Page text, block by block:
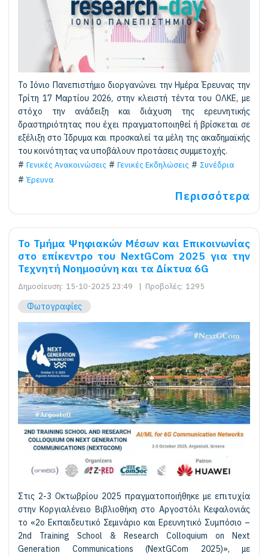
Το Ιόνιο Πανεπιστήμιο διοργανώνει την Ημέρα Έρευνας την
Τρίτη 17 Μαρτίου 2026, στην κλειστή τέντα του ΟΛΚΕ, με
στόχο την ανάδειξη και διάχυση της ερευνητικής
δραστηριότητας που έχει πραγματοποιηθεί ή βρίσκεται σε
εξέλιξη στο Ίδρυμα και προσκαλεί τα μέλη της ακαδημαϊκής
του κοινότητας να υποβάλουν προτάσεις συμμετοχής.
Γενικές Ανακοινώσεις
Γενικές Εκδηλώσεις
Συνέδρια
Έρευνα
Περισσότερα
Το Τμήμα Ψηφιακών Μέσων και Επικοινωνίας
στο επίκεντρο του NextGCom 2025 για την
Τεχνητή Νοημοσύνη και τα Δίκτυα 6G
Δημοσίευση: 15-10-2025 23:49 | Προβολές: 1295
Φωτογραφίες
Στις 2-3 Οκτωβρίου 2025 πραγματοποιήθηκε με επιτυχία
στην Κοργιαλένειο Βιβλιοθήκη στο Αργοστόλι Κεφαλονιάς
το «2ο Εκπαιδευτικό Σεμινάριο και Ερευνητικό Συμπόσιο –
2nd Training School & Research Colloquium on Next
Generation Communications (NextGCom 2025)», με